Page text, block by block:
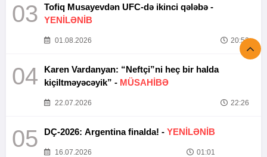
03
Tofiq Musayevdən UFC-də ikinci qələbə -
YENİLƏNİB
01.08.2026 20:52
04
Karen Vardanyan: “Neftçi”ni heç bir halda
kiçiltməyəcəyik” - MÜSAHİBƏ
22.07.2026 22:26
05 DÇ-2026: Argentina finalda! - YENİLƏNİB
16.07.2026 01:01